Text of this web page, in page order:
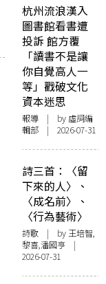
杭州流浪漢入
圖書館看書遭
投訴 館方覆
「讀書不是讓
你自覺高人一
等」戳破文化
資本迷思
報導 | by 虛詞編
輯部 | 2026-07-31
詩三首：〈留
下來的人〉、
〈成名前〉、
〈行為藝術〉
詩歌 | by 王培智,
黎喜,潘國亨 |
2026-07-31